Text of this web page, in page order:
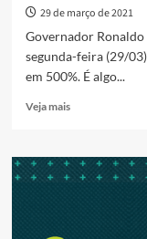
29 de março de 2021
Governador Ronaldo
segunda-feira (29/
em 500%. É algo...
Veja maisRead
“Todos
que